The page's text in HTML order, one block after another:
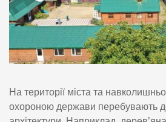
На території міста та
охороною держави перебувають